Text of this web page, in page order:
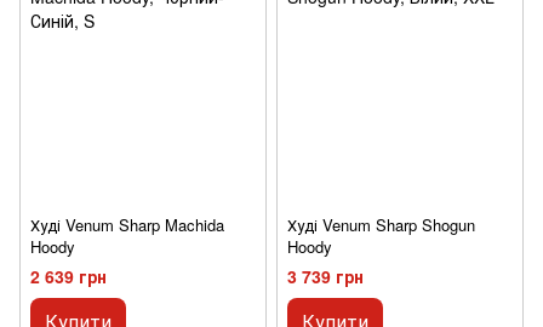
Худі Venum Sharp Machida
Hoody
2 639 грн
Худі Venum Sharp Shogun
Hoody
3 739 грн